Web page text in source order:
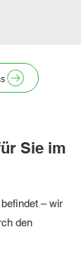
Sie im
– wir
den